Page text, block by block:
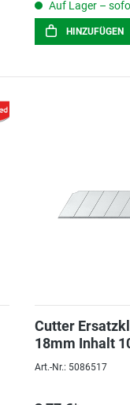
Auf Lager –
HINZUFÜGEN
Cutter
18mm Inhalt
Art.-Nr.: 5086517